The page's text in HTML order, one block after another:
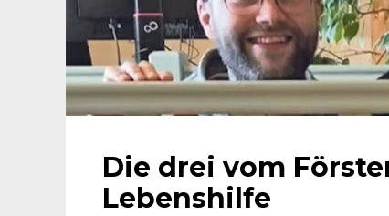
Die drei vom
Lebenshilfe